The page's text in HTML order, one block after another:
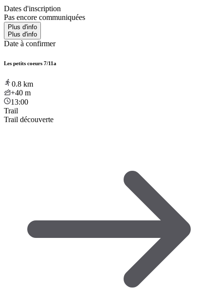
Dates d'inscription
Pas encore communiquées
Plus d'info
Plus d'info
Date à confirmer
Les petits coeurs 7/11a
0.8 km
+40 m
13:00
Trail
Trail découverte